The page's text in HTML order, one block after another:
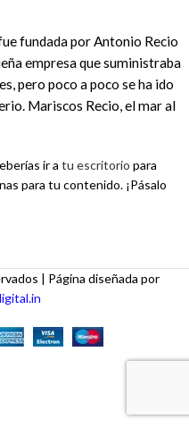
fundada por Antonio Recio
empresa que suministraba
pero poco a poco se ha ido
Mariscos Recio, el mar al
ir a tu escritorio para
para tu contenido. ¡Pásalo
| Página diseñada por